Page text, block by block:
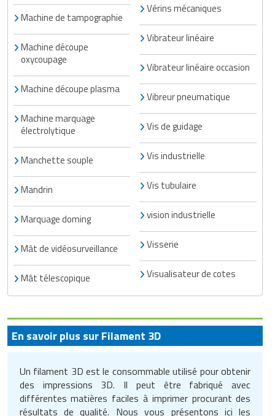
Machine de tampographie
Machine découpe
oxycoupage
Machine découpe plasma
Machine marquage
électrolytique
Manchette souple
Mandrin
Marquage doming
Mât de vidéosurveillance
Mât télescopique
Vérins mécaniques
Vibrateur linéaire
Vibrateur linéaire occasion
Vibreur pneumatique
Vis de guidage
Vis industrielle
Vis tubulaire
vision industrielle
Visserie
Visualisateur de cotes
En savoir plus sur Filament 3D
Un filament 3D est le consommable utilisé pour obtenir
des impressions 3D. Il peut être fabriqué avec
différentes matières faciles à imprimer procurant des
résultats de qualité. Nous vous présentons ici les